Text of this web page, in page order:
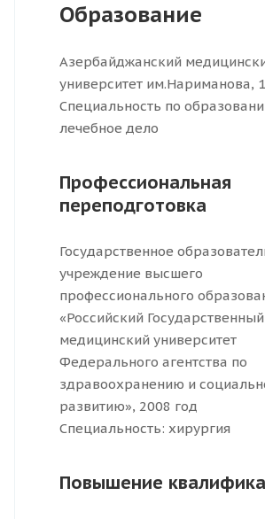
Образование
Азербайджанский
университет им.Нариманова,
Специальность по
лечебное дело
Профессиональная
переподготовка
Государственное
учреждение высшего
профессионального
«Российский Государственный
медицинский университет
Федерального агентства по
здравоохранению и
развитию», 2008 год
Специальность: хирургия
Повышение